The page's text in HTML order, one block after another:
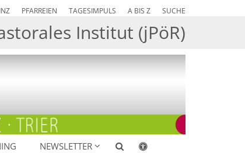
PFARREIEN TAGESIMPULS A BIS Z SUCHE
Institut (jPöR)
NEWSLETTER